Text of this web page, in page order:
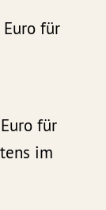
für
für
im